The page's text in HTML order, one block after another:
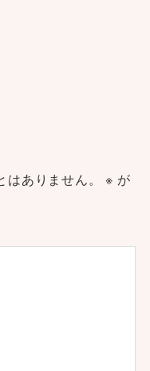
ありません。 ※ が